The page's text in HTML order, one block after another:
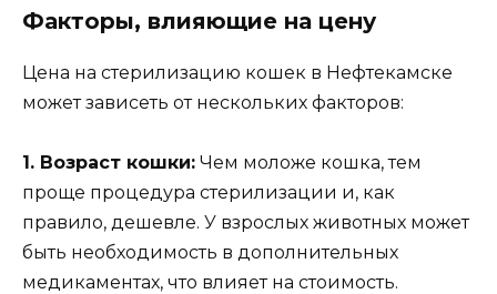
Факторы, влияющие на цену
Цена на стерилизацию кошек в Нефтекамске
может зависеть от нескольких факторов:
1. Возраст кошки: Чем моложе кошка, тем
проще процедура стерилизации и, как
правило, дешевле. У взрослых животных может
быть необходимость в дополнительных
медикаментах, что влияет на стоимость.